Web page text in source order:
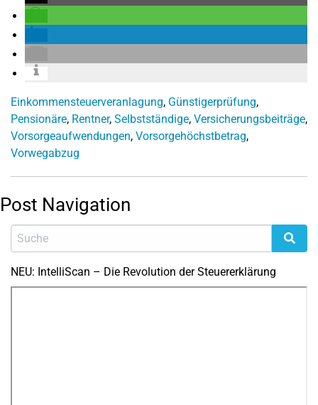
Einkommensteuerveranlagung, Günstigerprüfung,
Pensionäre, Rentner, Selbstständige, Versicherungsbeiträge,
Vorsorgeaufwendungen, Vorsorgehöchstbetrag,
Vorwegabzug
Post Navigation
NEU: IntelliScan – Die Revolution der Steuererklärung